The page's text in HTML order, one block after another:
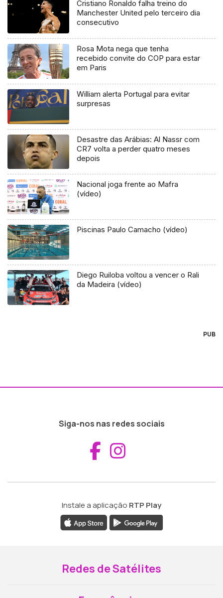
Cristiano Ronaldo falha treino do
Manchester United pelo terceiro dia
consecutivo
Rosa Mota nega que tenha
recebido convite do COP para estar
em Paris
William alerta Portugal para evitar
surpresas
Desastre das Arábias: Al Nassr com
CR7 volta a perder quatro meses
depois
Nacional joga frente ao Mafra
(vídeo)
Piscinas Paulo Camacho (vídeo)
Diego Ruiloba voltou a vencer o Rali
da Madeira (vídeo)
PUB
Siga-nos nas redes sociais
Aceder ao
Instale a aplicação RTP Play
Redes de Satélites